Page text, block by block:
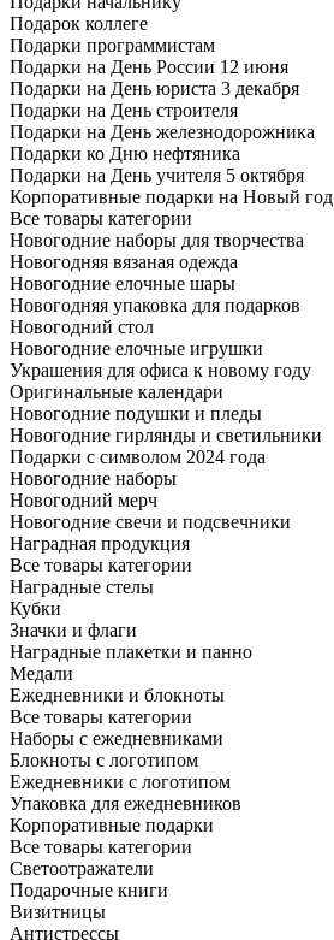
Подарок коллеге
Подарки программистам
Подарки на День России 12 июня
Подарки на День юриста 3 декабря
Подарки на День строителя
Подарки на День железнодорожника
Подарки ко Дню нефтяника
Подарки на День учителя 5 октября
Корпоративные подарки на Новый год
Все товары категории
Новогодние наборы для творчества
Новогодняя вязаная одежда
Новогодние елочные шары
Новогодняя упаковка для подарков
Новогодний стол
Новогодние елочные игрушки
Украшения для офиса к новому году
Оригинальные календари
Новогодние подушки и пледы
Новогодние гирлянды и светильники
Подарки с символом 2024 года
Новогодние наборы
Новогодний мерч
Новогодние свечи и подсвечники
Наградная продукция
Все товары категории
Наградные стелы
Кубки
Значки и флаги
Наградные плакетки и панно
Медали
Ежедневники и блокноты
Все товары категории
Наборы с ежедневниками
Блокноты с логотипом
Ежедневники с логотипом
Упаковка для ежедневников
Корпоративные подарки
Все товары категории
Светоотражатели
Подарочные книги
Визитницы
Антистрессы